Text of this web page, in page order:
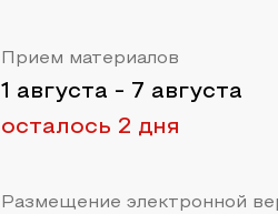
Прием материалов
1 августа - 7 августа
осталось 2 дня
Размещение электронной